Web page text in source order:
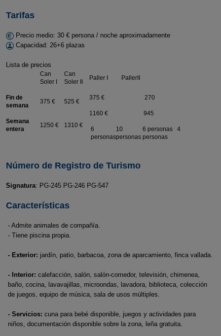
Tarifas
Precio medio: 30 € persona / noche aproximadamente
Capacidad: 26+6 plazas
Lista de precios
Can
Soler I
Can
Soler II
Paller I PallerII
Fin de
semana
375 € 525 €
375 € 270
Semana
entera
1250 € 1310 €
1160 € 945
6
personas
10
personas
6 personas 4
personas
Número de Registro de Turismo
Signatura: PG-245 PG-246 PG-547
Características
- Admite animales de compañía.
- Tiene piscina propia.
- Exterior: jardín, patio, barbacoa, zona de aparcamiento, finca vallada.
- Interior: calefacción, salón, salón-comedor, televisión, chimenea,
baño, cocina, lavavajillas, microondas, lavadora, biblioteca, colección
de juegos, equipo de música, sala de usos múltiples.
- Servicios: cuna para bebé disponible, juegos y actividades para
niños, documentación disponible sobre la zona, leña gratuita.